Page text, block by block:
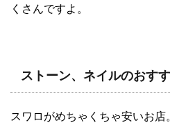
くさんですよ。
ストーン、ネイルのおす
スワロがめちゃくちゃ安いお店